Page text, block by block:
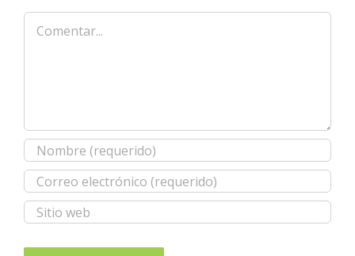
Comentar